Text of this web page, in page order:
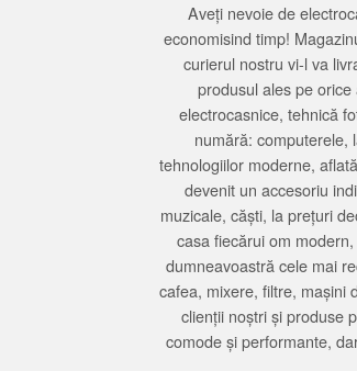
Aveți nevoie de
economisind timp!
curierul nostru vi-l va
produsul ales pe
electrocasnice, tehnică
numără: computerele,
tehnologiilor moderne,
devenit un accesoriu
muzicale, căști, la prețuri
casa fiecărui om
dumneavoastră cele mai
cafea, mixere, filtre, mașini
clienții noștri și produse
comode și performante,